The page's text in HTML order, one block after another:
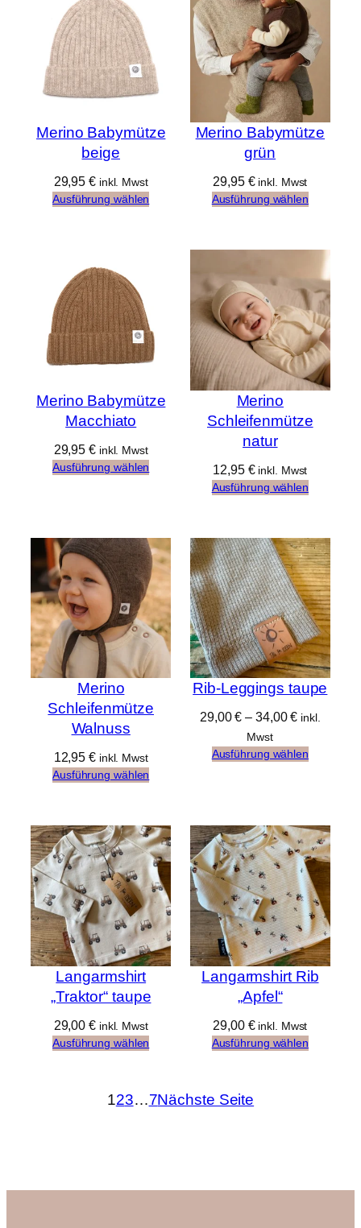
Merino Babymütze
beige
29,95€ inkl. Mwst
Ausführung wählen
Merino Babymütze
grün
29,95 € inkl. Mwst
Ausführung wählen
Merino Babymütze
Macchiato
29,95€ inkl. Mwst
Ausführung wählen
Merino
Schleifenmütze
natur
12,95 € inkl. Mwst
Ausführung wählen
Merino
Schleifenmütze
Walnuss
12,95€ inkl. Mwst
Ausführung wählen
Rib-Leggings taupe
29,00€ – 34,00€ inkl.
Mwst
Ausführung wählen
Langarmshirt
„Traktor“ taupe
29,00€ inkl. Mwst
Ausführung wählen
Langarmshirt Rib
„Apfel“
29,00 € inkl. Mwst
Ausführung wählen
123…7Nächste Seite